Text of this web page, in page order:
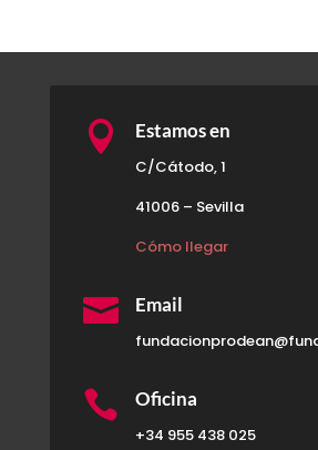
 Estamos en
C/Cátodo, 1
41006 – Sevilla
Cómo llegar
 Email
 Oficina
+34 955 438 025